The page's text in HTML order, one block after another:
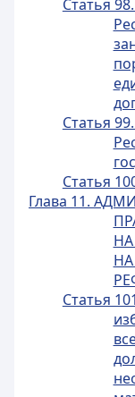
Статья
Статья
Статья
Глава 11.
Статья